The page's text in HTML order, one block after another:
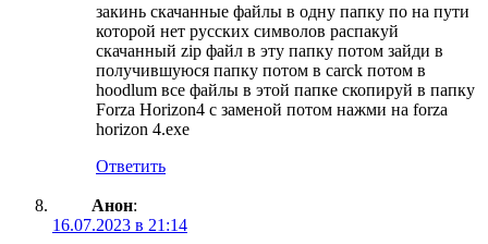
закинь скачанные файлы в одну папку по на пути
которой нет русских символов распакуй
скачанный zip файл в эту папку потом зайди в
получившуюся папку потом в carck потом в
hoodlum все файлы в этой папке скопируй в папку
Forza Horizon4 с заменой потом нажми на forza
horizon 4.exe
Ответить
Анон:
16.07.2023 в 21:14